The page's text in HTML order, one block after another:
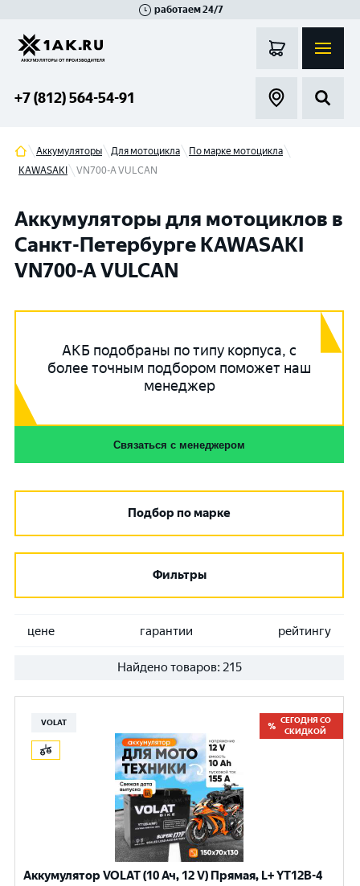
работаем 24/7
+7 (812) 564-54-91
Аккумуляторы Для мотоцикла
По марке мотоцикла
KAWASAKI
VN700-A VULCAN
Аккумуляторы для мотоциклов в
Санкт-Петербурге KAWASAKI
VN700-A VULCAN
АКБ подобраны по типу корпуса, с
более точным подбором поможет наш
менеджер
Связаться с менеджером
Подбор по марке
Фильтры
цене гарантии рейтингу
Найдено товаров: 215
VOLAT
СЕГОДНЯ СО
СКИДКОЙ
Аккумулятор VOLAT (10 Ач, 12 V) Прямая, L+ YT12B-4
Гатчина